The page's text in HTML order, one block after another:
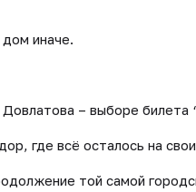
иначе.
– выборе билета
где всё осталось на
той самой